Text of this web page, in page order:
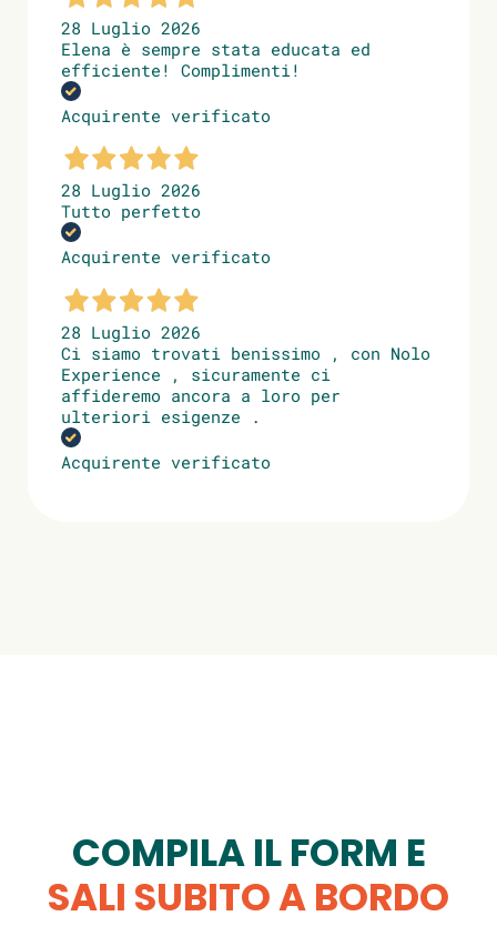
28 Luglio 2026
Elena è sempre stata educata ed
efficiente! Complimenti!
Acquirente verificato
28 Luglio 2026
Tutto perfetto
Acquirente verificato
28 Luglio 2026
Ci siamo trovati benissimo , con Nolo
Experience , sicuramente ci
affideremo ancora a loro per
ulteriori esigenze .
Acquirente verificato
COMPILA IL FORM E
SALI SUBITO A BORDO